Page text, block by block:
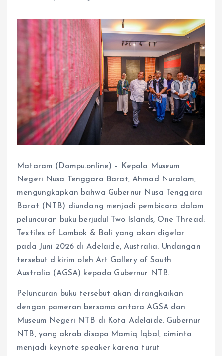
Mataram (Dompu.online) – Kepala Museum
Negeri Nusa Tenggara Barat, Ahmad Nuralam,
mengungkapkan bahwa Gubernur Nusa Tenggara
Barat (NTB) diundang menjadi pembicara dalam
peluncuran buku berjudul Two Islands, One Thread:
Textiles of Lombok & Bali yang akan digelar
pada Juni 2026 di Adelaide, Australia. Undangan
tersebut dikirim oleh Art Gallery of South
Australia (AGSA) kepada Gubernur NTB.
Peluncuran buku tersebut akan dirangkaikan
dengan pameran bersama antara AGSA dan
Museum Negeri NTB di Kota Adelaide. Gubernur
NTB, yang akrab disapa Mamiq Iqbal, diminta
menjadi keynote speaker karena turut